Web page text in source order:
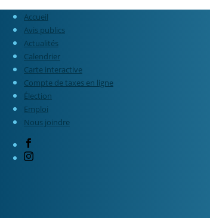
Accueil
Avis publics
Actualités
Calendrier
Carte interactive
Compte de taxes en ligne
Élection
Emploi
Nous joindre